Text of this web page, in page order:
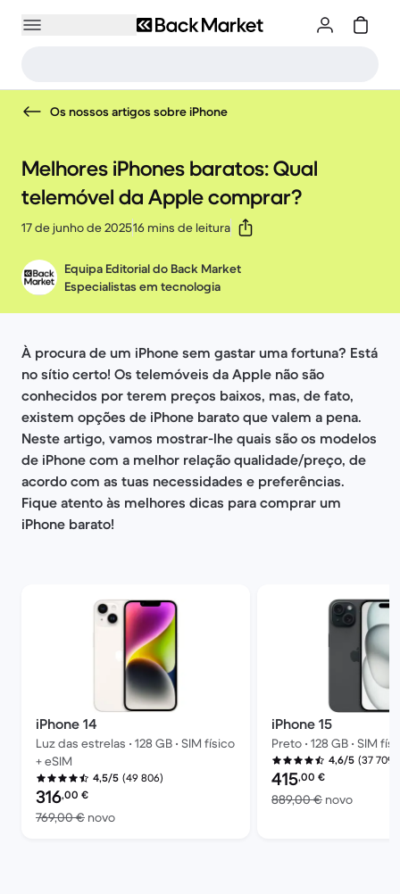
Os nossos artigos sobre iPhone
Melhores iPhones baratos: Qual
telemóvel da Apple comprar?
17 de junho de 202516 mins de leitura
Equipa Editorial do Back Market
Especialistas em tecnologia
À procura de um iPhone sem gastar uma fortuna? Está
no sítio certo! Os telemóveis da Apple não são
conhecidos por terem preços baixos, mas, de fato,
existem opções de iPhone barato que valem a pena.
Neste artigo, vamos mostrar-lhe quais são os modelos
de iPhone com a melhor relação qualidade/preço, de
acordo com as tuas necessidades e preferências.
Fique atento às melhores dicas para comprar um
iPhone barato!
iPhone 14
Luz das estrelas • 128 GB • SIM físico
+ eSIM
4,5/5 (49 806)
Preço recondicionado:
316,00 €
769,00 € novoVersus 769,00 € novo
iPhone 15
Preto • 128 GB • SIM
4,6/5 (37 709)
Preço recondicionado:
415,00 €
889,00 € novoVersus